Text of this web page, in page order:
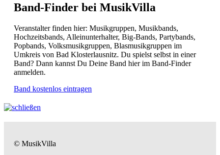
Band-Finder bei MusikVilla
Veranstalter finden hier: Musikgruppen, Musikbands,
Hochzeitsbands, Alleinunterhalter, Big-Bands, Partybands,
Popbands, Volksmusikgruppen, Blasmusikgruppen im
Umkreis von Bad Klosterlausnitz. Du spielst selbst in einer
Band? Dann kannst Du Deine Band hier im Band-Finder
anmelden.
Band kostenlos eintragen
© MusikVilla